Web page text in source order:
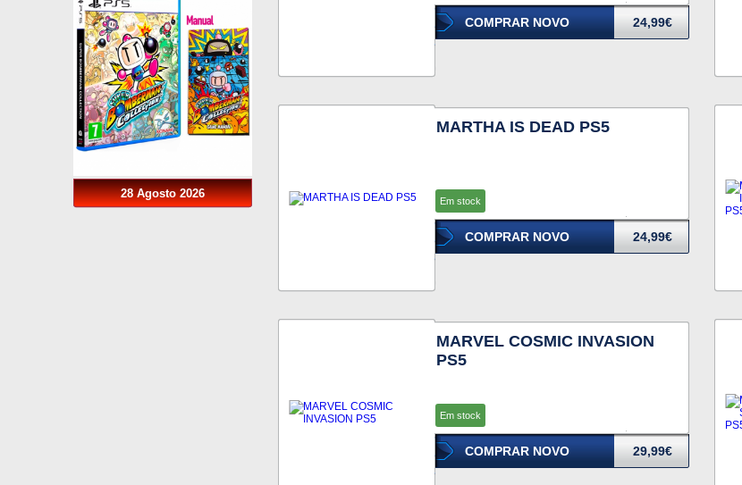
28 Agosto 2026
COMPRAR NOVO 24,99€
MARTHA IS DEAD PS5
Em stock
COMPRAR NOVO 24,99€
MARVEL COSMIC INVASION
PS5
Em stock
COMPRAR NOVO 29,99€